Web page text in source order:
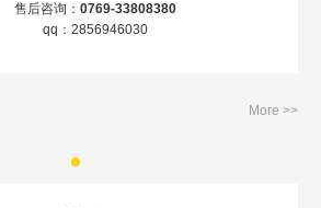
售后咨询： 0769-33808380
qq：2856946030
More >>